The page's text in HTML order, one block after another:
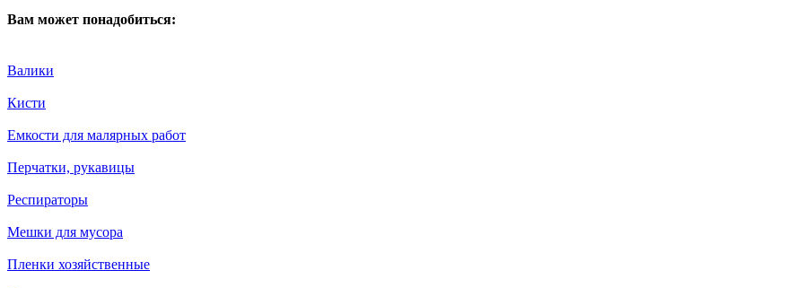
Вам может понадобиться:
Валики
Кисти
Емкости для малярных работ
Перчатки, рукавицы
Респираторы
Мешки для мусора
Пленки хозяйственные